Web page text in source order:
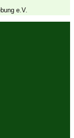
e.V.